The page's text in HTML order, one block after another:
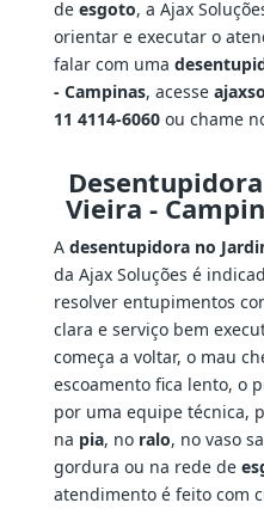
de esgoto, a Ajax
orientar e executar o
falar com uma
- Campinas, acesse
11 4114-6060ou chame
Vieira -
A desentupidora no
da Ajax Soluções é
resolver entupimentos
clara e serviço bem
começa a voltar, o mau
escoamento fica lento, o
por uma equipe técnica,
na pia, no ralo, no vaso
gordura ou na rede de
atendimento é feito com